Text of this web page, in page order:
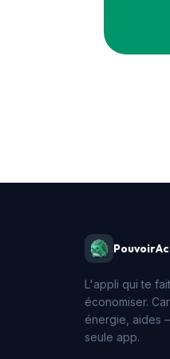
L'appli qui te
économiser.
énergie, aides
seule app.